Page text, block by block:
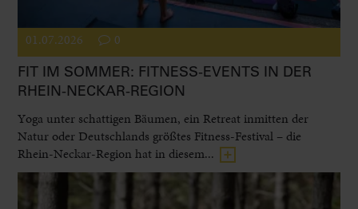
01.07.2026 0
FIT IM SOMMER: FITNESS-EVENTS IN DER
RHEIN-NECKAR-REGION
Yoga unter schattigen Bäumen, ein Retreat inmitten der
Natur oder Deutschlands größtes Fitness-Festival – die
Rhein-Neckar-Region hat in diesem...